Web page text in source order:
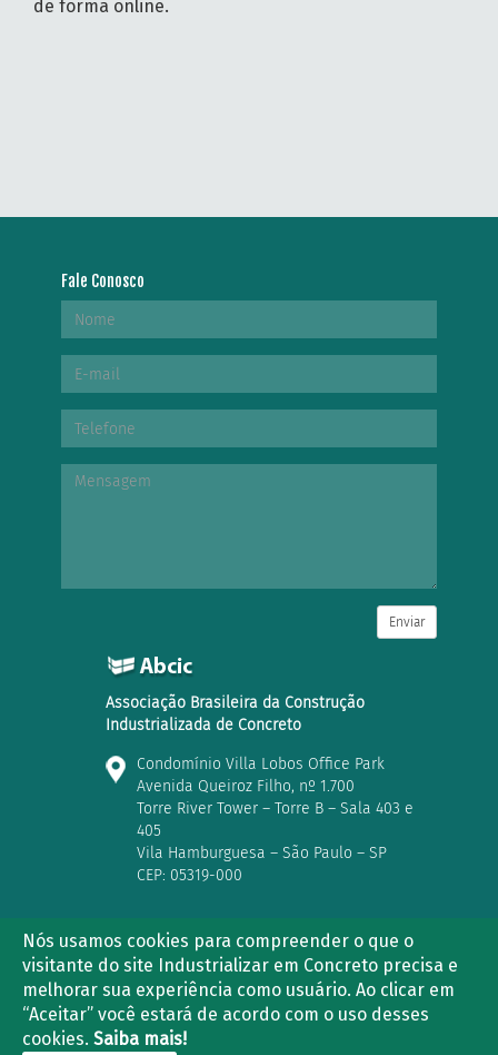
de forma online.
Nós usamos cookies para compreender o que o
visitante do site Industrializar em Concreto precisa e
melhorar sua experiência como usuário. Ao clicar em
“Aceitar” você estará de acordo com o uso desses
cookies. Saiba mais!
Fale Conosco
Enviar
Associação Brasileira da Construção
Industrializada de Concreto
Condomínio Villa Lobos Office Park
Avenida Queiroz Filho, nº 1.700
Torre River Tower – Torre B – Sala 403 e
405
Vila Hamburguesa – São Paulo – SP
CEP: 05319-000
(11) 3763-2839 | (11) 3021-5733